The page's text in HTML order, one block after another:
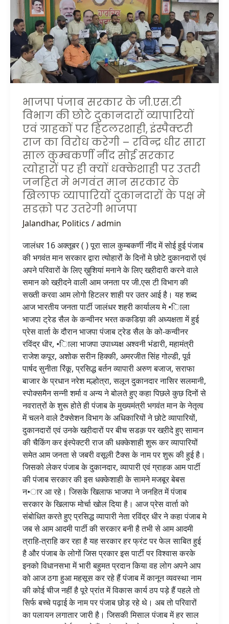
भाजपा पंजाब सरकार के जी.एस.टी
विभाग की छोटे दुकानदारों व्यापारियों
एवं ग्राहकों पर हिटलरशाही, इंस्पैक्टरी
राज का विरोध करेगी – रविन्द्र धीर सारा
साल कुम्बकर्णी नींद सोई सरकार
त्योहारों पर ही क्यों धक्केशाही पर उतरी
जनहित मे भगवंत मान सरकार के
खिलाफ व्यापारियों दुकानदारों के पक्ष मे
सडक़ो पर उतरेगी भाजपा
Jalandhar, Politics /admin
जालंधर 16 अक्तूबर ( ) पूरा साल कुम्बकर्णी नींद में सोई हुई पंजाब
की भगवंत मान सरकार द्वारा त्योहारों के दिनों मे छोटे दुकानदारों एवं
अपने परिवारों के लिए ख़ुशियां मनाने के लिए खऱीदारी करने वाले
समान को खऱीदने वाली आम जनता पर जी.एस टी विभाग की
सख्ती करवा आम लोगो हिटलर शाही पर उतर आई है। यह शब्द
आज भारतीय जनता पार्टी जालंधर शहरी कार्यालय मे •िाला
भाजपा ट्रेड सैल के कन्वीनर भरत ककडिय़ा की अध्यक्षता में हुई
प्रेस वार्ता के दौरान भाजपा पंजाब ट्रेड सैल के को-कन्वीनर
रविंद्र धीर, •िाला भाजपा उपाध्यक्ष अश्वनी भंडारी, महामंत्री
राजेश कपूर, अशोक सरीन हिक्की, अमरजीत सिंह गोल्डी, पूर्व
पार्षद सुनीता रिंकू, प्रसिद्ध बर्तन व्यापारी अरुण बजाज, सराफा
बाजार के प्रधान नरेश मल्होत्रा, सलून दुकानदार नासिर सलमानी,
स्पोक्समैन सन्नी शर्मा व अन्य ने बोलते हुए कहा पिछले कुछ दिनों से
नवरात्रों के शुरू होते ही पंजाब के मुख्यमंत्री भगवंत मान के नेतृत्व
में चलने वाले टैक्सेशन विभाग के अधिकारियों ने छोटे व्यापारियों,
दुकानदारों एवं उनके खऱीदारों पर बीच सडक़ पर खऱीदे हुए सामान
की चैकिंग कर इंस्पेक्टरी राज की धक्केशाही शुरू कर व्यापारियों
समेत आम जनता से जबरी वसूली टैक्स के नाम पर शुरू की हुई है।
जिसको लेकर पंजाब के दुकानदार, व्यापारी एवं ग्राहक आम पार्टी
की पंजाब सरकार की इस धक्केशाही के सामने मजबूर बेबस
न•ार आ रहे। जिसके खिलाफ भाजपा ने जनहित में पंजाब
सरकार के खिलाफ मोर्चा खोल दिया है। आज प्रेस वार्ता को
संबोधित करते हुए प्रसिद्ध व्यापारी नेता रविंद्र धीर ने कहा पंजाब मे
जब से आम आदमी पार्टी की सरकार बनी है तभी से आम आदमी
त्राहि-त्राहि कर रहा है यह सरकार हर फ्रंट पर फेल साबित हुई
है और पंजाब के लोगों जिस प्रकार इस पार्टी पर विश्वास करके
इनको विधानसभा में भारी बहुमत प्रदान किया वह लोग अपने आप
को आज ठगा हुआ महसूस कर रहे हैं पंजाब में कानून व्यवस्था नाम
की कोई चीज नहीं है पूरे प्रांत में विकास कार्य ठप पड़े हैं पहले तो
सिर्फ बच्चे पढ़ाई के नाम पर पंजाब छोड़ रहे थे। अब तो परिवारों
का पलायन लगातार जारी है। जिसकी मिसाल पंजाब में हर साल
सरकार
के
जी.एस.टी
विभाग
की
छोटे
दुकानदारों
व्यापारियों
एवं
ग्राहकों
पर
हिटलरशाही,
इंस्पैक्टरी
राज
का
विरोध
करेगी
–
धीर
सारा
साल
कुम्बकर्णी
नींद
सोई
सरकार
त्योहारों
पर
ही
क्यों
धक्केशाही
पर
उतरी
जनहित
मे
भगवंत
मान
सरकार
के
खिलाफ
व्यापारियों
दुकानदारों
के
पक्ष
मे
सडक़ो
पर
उतरेगी
भाजपा